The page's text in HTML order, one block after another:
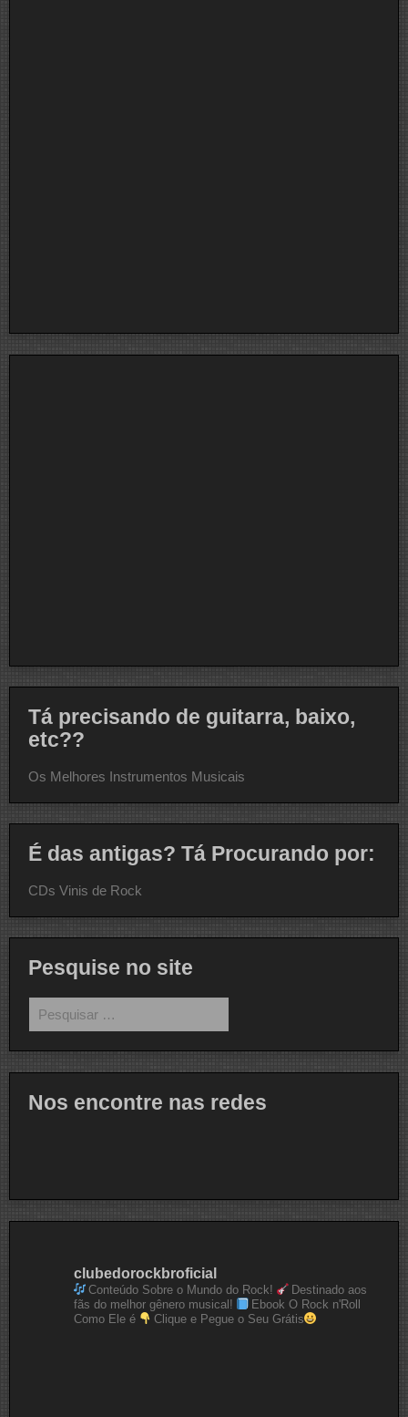
Tá precisando de guitarra, baixo,
etc??
Os Melhores Instrumentos Musicais
É das antigas? Tá Procurando por:
CDs Vinis de Rock
Pesquise no site
por:
Nos encontre nas redes
clubedorockbroficial
Conteúdo Sobre o Mundo do Rock!
Destinado aos
fãs do melhor gênero musical!
Ebook O Rock n'Roll
Como Ele é
Clique e Pegue o Seu Grátis